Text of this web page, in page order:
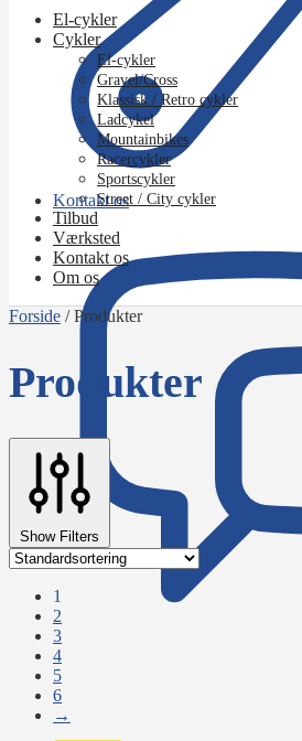
Kontakt os
El-cykler
Cykler
El-cykler
Gravel/Cross
Klassisk / Retro cykler
Ladcykel
Mountainbikes
Racercykler
Sportscykler
Street / City cykler
Tilbud
Værksted
Kontakt os
Om os
Forside /Produkter
Produkter
Show Filters
1
2
3
4
5
6
→